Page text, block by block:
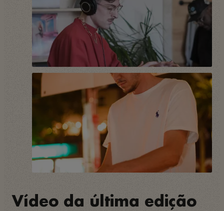
Vídeo da última edição